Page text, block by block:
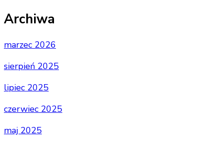
Archiwa
marzec 2026
sierpień 2025
lipiec 2025
czerwiec 2025
maj 2025